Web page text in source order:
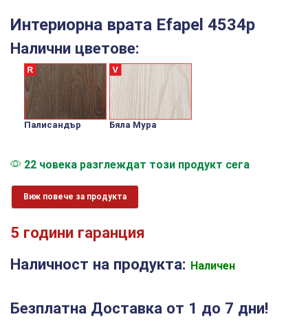
Интериорна врата Efapel 4534p
Налични цветове:
Палисандър Бяла Мура
22 човека разглеждат този продукт сега
Виж повече за продукта
5 години гаранция
Наличност на продукта: Наличен
Безплатна Доставка от 1 до 7 дни!